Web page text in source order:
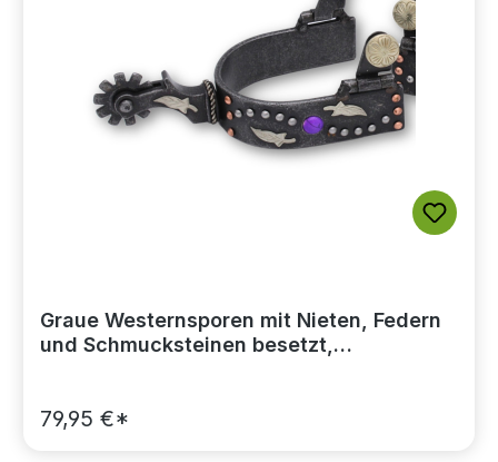
Graue Westernsporen mit Nieten, Federn
und Schmucksteinen besetzt,
79,95 €*